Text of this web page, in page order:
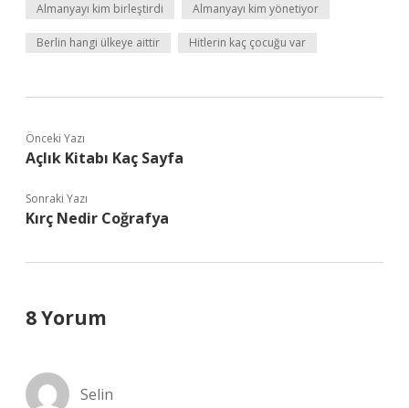
Almanyayı kim birleştirdi Almanyayı kim yönetiyor
Berlin hangi ülkeye aittir Hitlerin kaç çocuğu var
Önceki Yazı
Açlık Kitabı Kaç Sayfa
Sonraki Yazı
Kırç Nedir Coğrafya
8 Yorum
Selin